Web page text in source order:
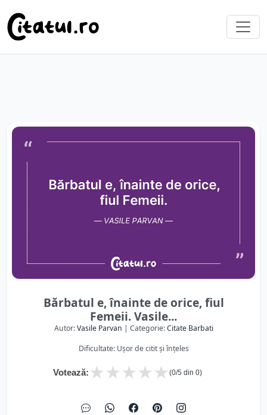
Bărbatul e, înainte de orice, fiul
Femeii. Vasile...
Autor:Vasile Parvan | Categorie:Citate Barbati
Dificultate: Ușor de citit și înțeles
Votează: ★
★
★
★
★ (0/5 din 0)